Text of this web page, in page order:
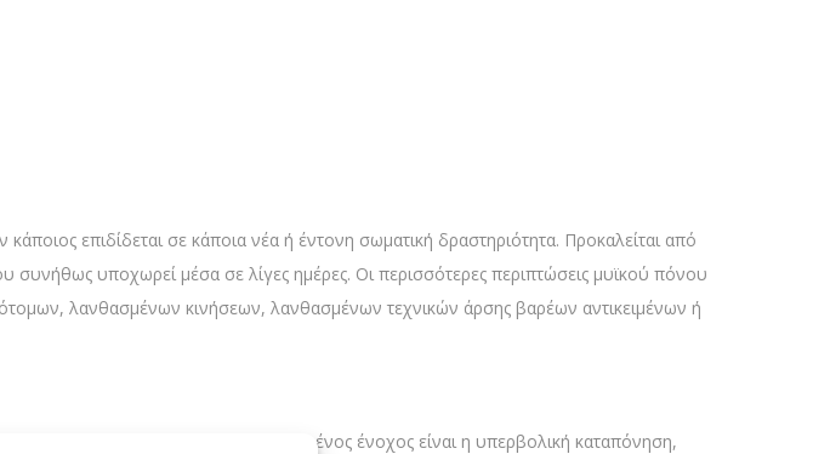
επιδίδεται σε κάποια νέα ή έντονη σωματική δραστηριότητα. Προκαλείται από
συνήθως υποχωρεί μέσα σε λίγες ημέρες. Οι περισσότερες περιπτώσεις μυϊκού πόνου
λανθασμένων κινήσεων, λανθασμένων τεχνικών άρσης βαρέων αντικειμένων ή
δραστηριοτήτων. Ο πιο συνηθισμένος ένοχος είναι η υπερβολική καταπόνηση,